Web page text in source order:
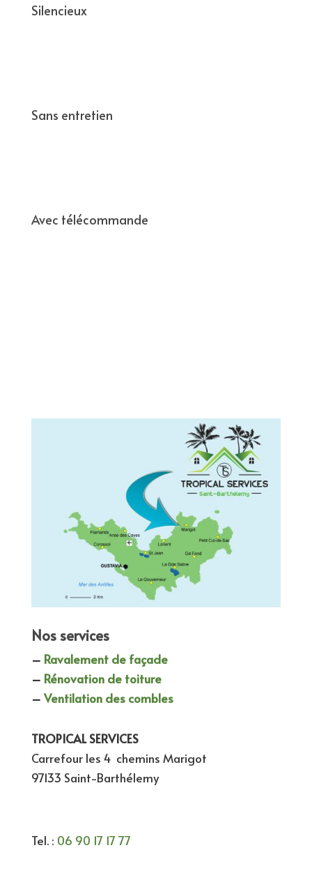
Silencieux
Sans entretien
Avec télécommande
Nos services
– Ravalement de façade
– Rénovation de toiture
–Ventilation des combles
TROPICAL SERVICES
Carrefour les 4 chemins Marigot
97133 Saint-Barthélemy
Tel. : 06 90 17 17 77